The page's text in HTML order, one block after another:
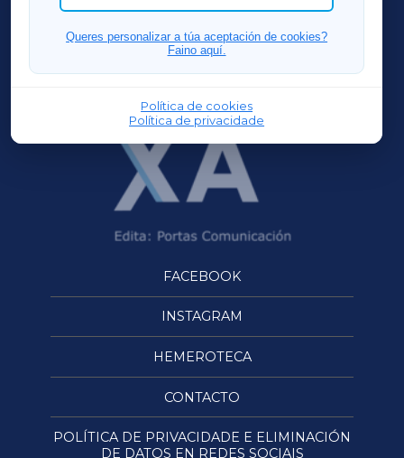
Queres personalizar a túa aceptación de cookies?
Faino aquí.
Política de cookies
Política de privacidade
FERROLXA
OURENSEXA
FACEBOOK
INSTAGRAM
HEMEROTECA
CONTACTO
POLÍTICA DE PRIVACIDADE E ELIMINACIÓN
DE DATOS EN REDES SOCIAIS